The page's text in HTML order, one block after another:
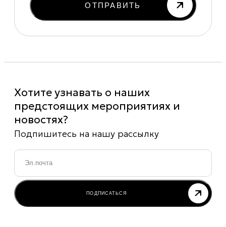
ОТПРАВИТЬ
Хотите узнавать о наших
предстоящих мероприятиях и
новостях?
Подпишитесь на нашу рассылку
Email
ПОДПИСАТЬСЯ